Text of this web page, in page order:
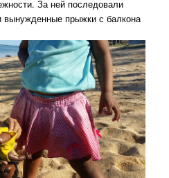
За ней последовали
вынужденные прыжки с балкона